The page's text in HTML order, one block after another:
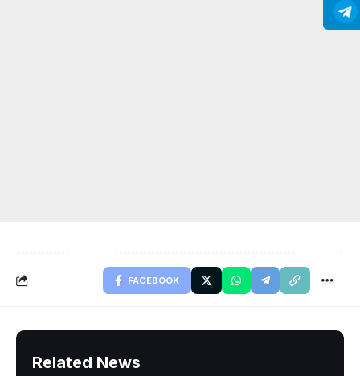
FACEBOOK
Related News